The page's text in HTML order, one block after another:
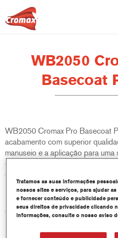
WB2050
Basecoat
WB2050 Cromax Pro Basecoat
acabamento com superior
manuseio e a aplicação para
especialmente recomendado
condições climáticas difíceis, o
Promotor proporciona um
Características do produto
A aplicação torna-se mais
homogêneo molhar da Base
Tratamos as suas informações
nossos sites e serviços, para ajudar
e fornecer conteúdo e publicidade
seus direitos de privacidade clicando
informações, consulte o nosso aviso